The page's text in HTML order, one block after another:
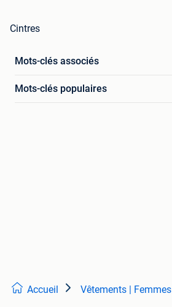
Cintres
Mots-clés associés
Mots-clés populaires
Accueil Vêtements | Femmes